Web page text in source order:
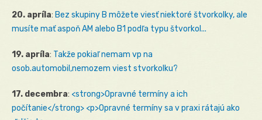
20. apríla: Bez skupiny B môžete viesť niektoré štvorkolky, ale
musíte mať aspoň AM alebo B1 podľa typu štvorkol...
19. apríla: Takže pokiaľ nemam vp na
osob.automobil,nemozem viest stvorkolku?
17. decembra: <strong>Opravné termíny a ich
počítanie</strong> <p>Opravné termíny sa v praxi rátajú ako